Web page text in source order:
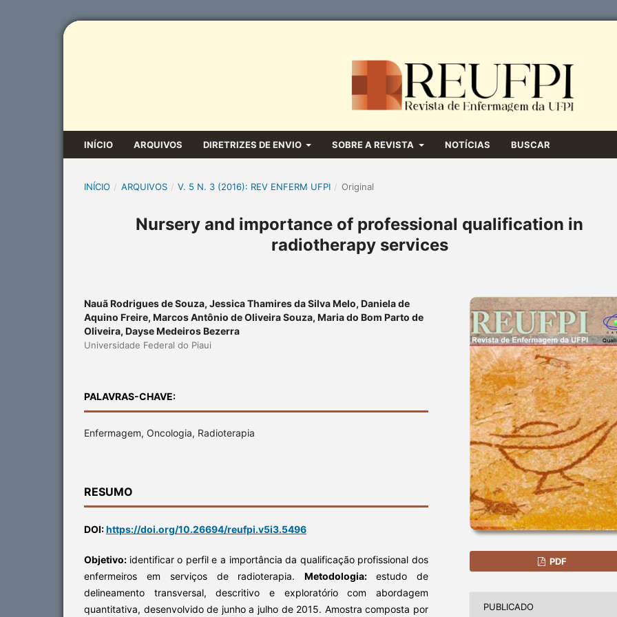
INÍCIO ARQUIVOS DIRETRIZES DE ENVIO SOBRE A REVISTA NOTÍCIAS BUSCAR
INÍCIO / ARQUIVOS / V. 5 N. 3 (2016): REV ENFERM UFPI / Original
Nursery and importance of professional qualification in
radiotherapy services
Nauã Rodrigues de Souza, Jessica Thamires da Silva Melo, Daniela de
Aquino Freire, Marcos Antônio de Oliveira Souza, Maria do Bom Parto de
Oliveira, Dayse Medeiros Bezerra
Universidade Federal do Piaui
PALAVRAS-CHAVE:
Enfermagem, Oncologia, Radioterapia
RESUMO
DOI:https://doi.org/10.26694/reufpi.v5i3.5496
Objetivo: identificar o perfil e a importância da qualificação profissional dos
enfermeiros em serviços de radioterapia.Metodologia:estudo de
delineamento transversal, descritivo e exploratório com abordagem
quantitativa, desenvolvido de junho a julho de 2015. Amostra composta por
PDF
PUBLICADO